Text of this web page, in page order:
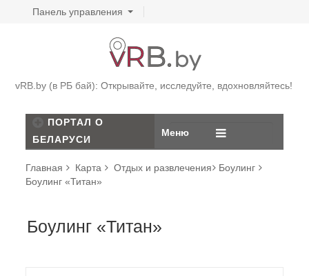
Панель управления
vRB.by (в РБ бай): Открывайте, исследуйте, вдохновляйтесь!
ПОРТАЛ О
БЕЛАРУСИ
Меню
Главная Карта Отдых и развлечения
Боулинг
Боулинг «Титан»
Боулинг «Титан»